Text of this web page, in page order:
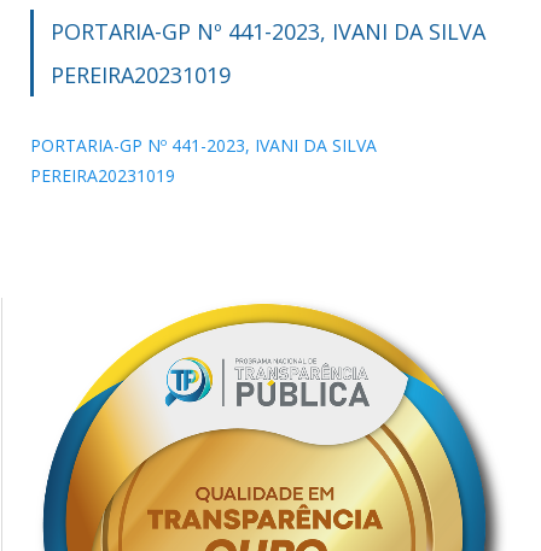
PORTARIA-GP Nº 441-2023, IVANI DA SILVA
PEREIRA20231019
PORTARIA-GP Nº 441-2023, IVANI DA SILVA
PEREIRA20231019